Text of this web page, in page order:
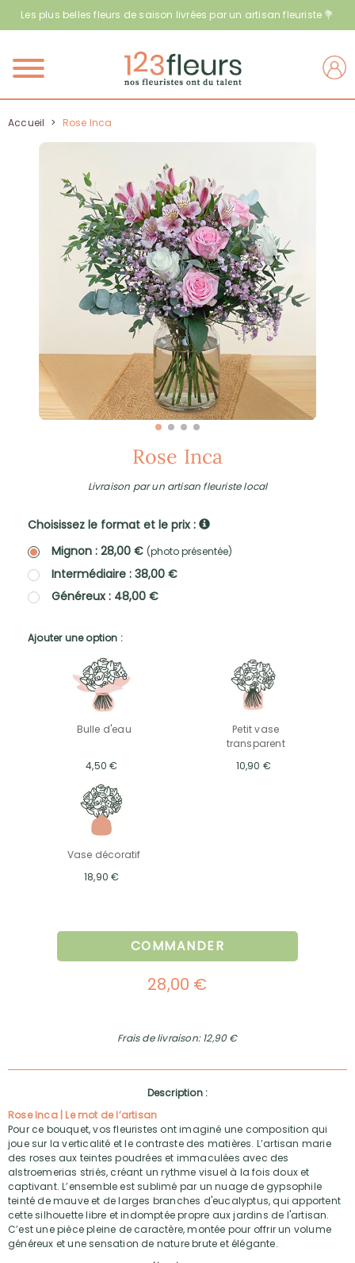
Les plus belles fleurs de saison livrées par un artisan fleuriste 💐
Menu
Accueil > Rose Inca
Rose Inca
Livraison par un artisan fleuriste local
Choisissez le format et le prix :
Mignon : 28,00 € (photo présentée)
Intermédiaire : 38,00 €
Généreux : 48,00 €
Ajouter une option :
Bulle d'eau
4,50 €
Petit vase
transparent
10,90 €
Vase décoratif
18,90 €
COMMANDER
28,00 €
Frais de livraison: 12,90 €
Description :
Rose Inca | Le mot de l’artisan
Pour ce bouquet, vos fleuristes ont imaginé une composition qui
joue sur la verticalité et le contraste des matières. L’artisan marie
des roses aux teintes poudrées et immaculées avec des
alstroemerias striés, créant un rythme visuel à la fois doux et
captivant. L’ensemble est sublimé par un nuage de gypsophile
teinté de mauve et de larges branches d'eucalyptus, qui apportent
cette silhouette libre et indomptée propre aux jardins de l'artisan.
C’est une pièce pleine de caractère, montée pour offrir un volume
généreux et une sensation de nature brute et élégante.